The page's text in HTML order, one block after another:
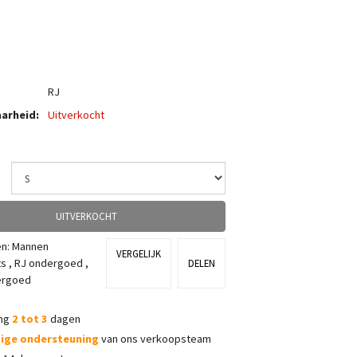
RJ
Uitverkocht
UITVERKOCHT
Mannen
, RJ ondergoed ,
VERGELIJK
DELEN
2 tot 3 dagen
ondersteuning van ons verkoopsteam